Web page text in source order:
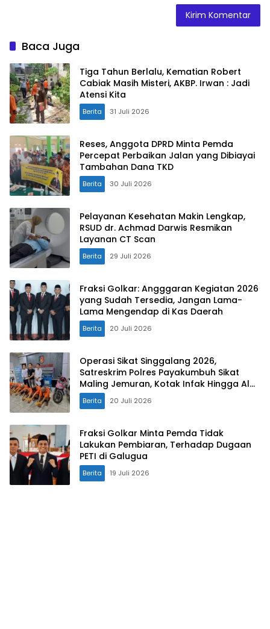
Baca Juga
Tiga Tahun Berlalu, Kematian Robert
Cabiak Masih Misteri, AKBP. Irwan : Jadi
Atensi Kita
Berita 31 Juli 2026
Reses, Anggota DPRD Minta Pemda
Percepat Perbaikan Jalan yang Dibiayai
Tambahan Dana TKD
Berita 30 Juli 2026
Pelayanan Kesehatan Makin Lengkap,
RSUD dr. Achmad Darwis Resmikan
Layanan CT Scan
Berita 29 Juli 2026
Fraksi Golkar: Angggaran Kegiatan 2026
yang Sudah Tersedia, Jangan Lama-
Lama Mengendap di Kas Daerah
Berita 20 Juli 2026
Operasi Sikat Singgalang 2026,
Satreskrim Polres Payakumbuh Sikat
Maling Jemuran, Kotak Infak Hingga Alat
Bajak
Berita 20 Juli 2026
Fraksi Golkar Minta Pemda Tidak
Lakukan Pembiaran, Terhadap Dugaan
PETI di Galugua
Berita 19 Juli 2026